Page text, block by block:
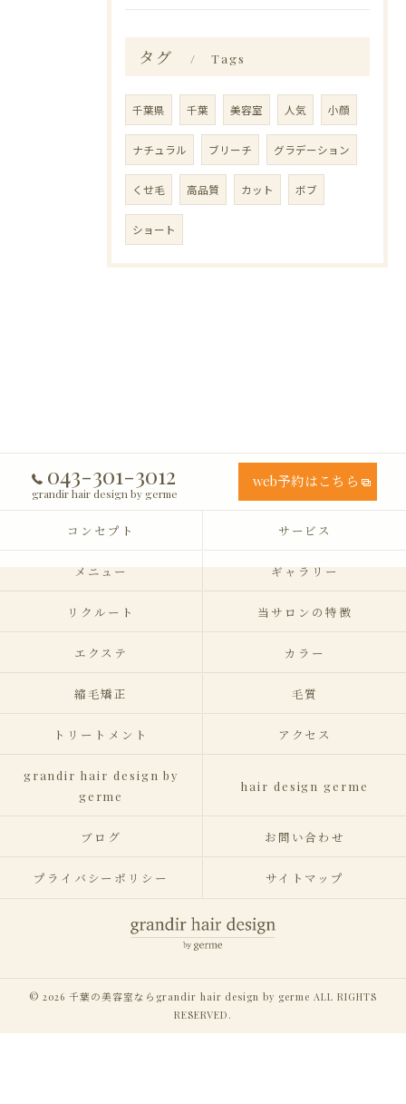
タグ Tags
千葉県 千葉 美容室 人気 小顔
ナチュラル ブリーチ グラデーション
くせ毛 高品質 カット ボブ
ショート
043-301-3012
grandir hair design by germe
web予約はこちら
コンセプト サービス
メニュー ギャラリー
リクルート 当サロンの特徴
エクステ カラー
縮毛矯正 毛質
トリートメント アクセス
grandir hair design by
germe
hair design germe
ブログ お問い合わせ
プライバシーポリシー サイトマップ
© 2026 千葉の美容室ならgrandir hair design by germe ALL RIGHTS
RESERVED.